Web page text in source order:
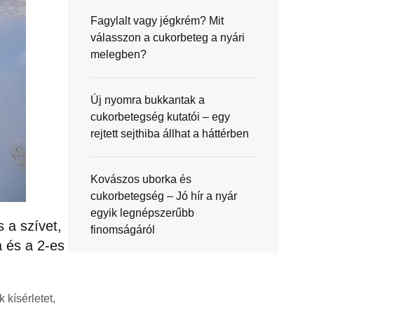
a szívet,
és a 2-es
kísérletet,
Fagylalt vagy jégkrém? Mit
válasszon a cukorbeteg a nyári
melegben?
Új nyomra bukkantak a
cukorbetegség kutatói – egy
rejtett sejthiba állhat a háttérben
Kovászos uborka és
cukorbetegség – Jó hír a nyár
egyik legnépszerűbb
finomságáról